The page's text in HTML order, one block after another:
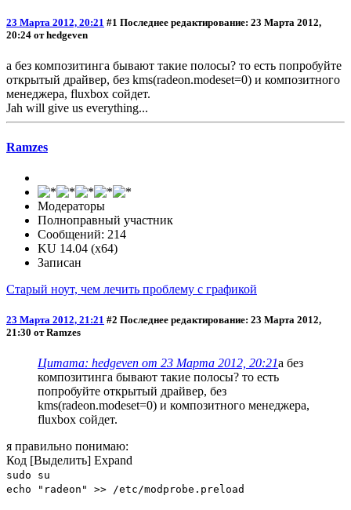
23 Марта 2012, 20:21 #1 Последнее редактирование: 23 Марта 2012,
20:24 от hedgeven
а без композитинга бывают такие полосы? то есть попробуйте
открытый драйвер, без kms(radeon.modeset=0) и композитного
менеджера, fluxbox сойдет.
Jah will give us everything...
Ramzes
Модераторы
Полноправный участник
Сообщений: 214
KU 14.04 (x64)
Записан
Старый ноут, чем лечить проблему с графикой
23 Марта 2012, 21:21 #2 Последнее редактирование: 23 Марта 2012,
21:30 от Ramzes
Цитата: hedgeven от 23 Марта 2012, 20:21а без
композитинга бывают такие полосы? то есть
попробуйте открытый драйвер, без
kms(radeon.modeset=0) и композитного менеджера,
fluxbox сойдет.
я правильно понимаю:
Код [Выделить] Expand
sudo su
echo "radeon" >> /etc/modprobe.preload